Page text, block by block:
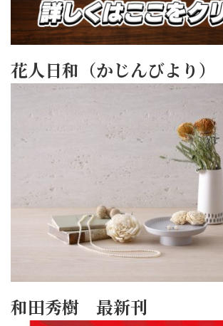
花人日和（かじんびより）
和田秀樹 最新刊